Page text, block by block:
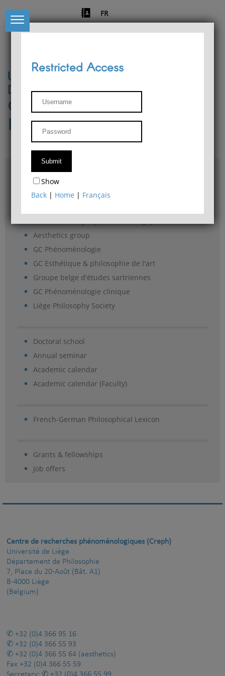
FR
University of Liège
Départment of Philosophy
Center for Phenomenological
Research
Access & maps
Philosophy Department Library
Aesthetics group
GC Phénoménologie
GC Esthétique & philosophie de l'art
Groupe belge d'études sartriennes
GC Phénoménologie clinique
Liège Philosophy Society
Doctoral school
Annual seminar
Academic calendar
Academic calendar (Faculty)
French-German Philosophical Lexicon
Grants & fellowships
Job offers
Restricted Access
Show
Back | Home | Français
Centre de recherches phénoménologiques (Creph)
Université de Liège
Département de Philosophie
7, Place du 20-Août (Bât. A1)
B-4000 Liège
(Belgium)
+32 (0)4 366 95 16
+32 (0)4 366 55 93
+32 (0)4 366 55 64 (aesthetics)
Fax +32 (0)4 366 55 59